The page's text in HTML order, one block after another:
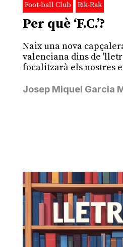
Foot-ball Club Rik-Rak
Per què ‘F.C.’?
Naix una nova
valenciana dins de
focalitzarà els nostres
Josep Miquel Garcia